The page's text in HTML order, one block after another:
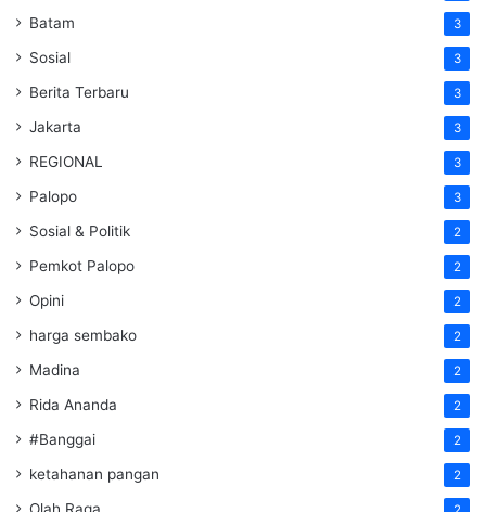
Batam 3
Sosial 3
Berita Terbaru 3
Jakarta 3
REGIONAL 3
Palopo 3
Sosial & Politik 2
Pemkot Palopo 2
Opini 2
harga sembako 2
Madina 2
Rida Ananda 2
#Banggai 2
ketahanan pangan 2
Olah Raga